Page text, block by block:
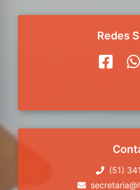
Redes
(51)